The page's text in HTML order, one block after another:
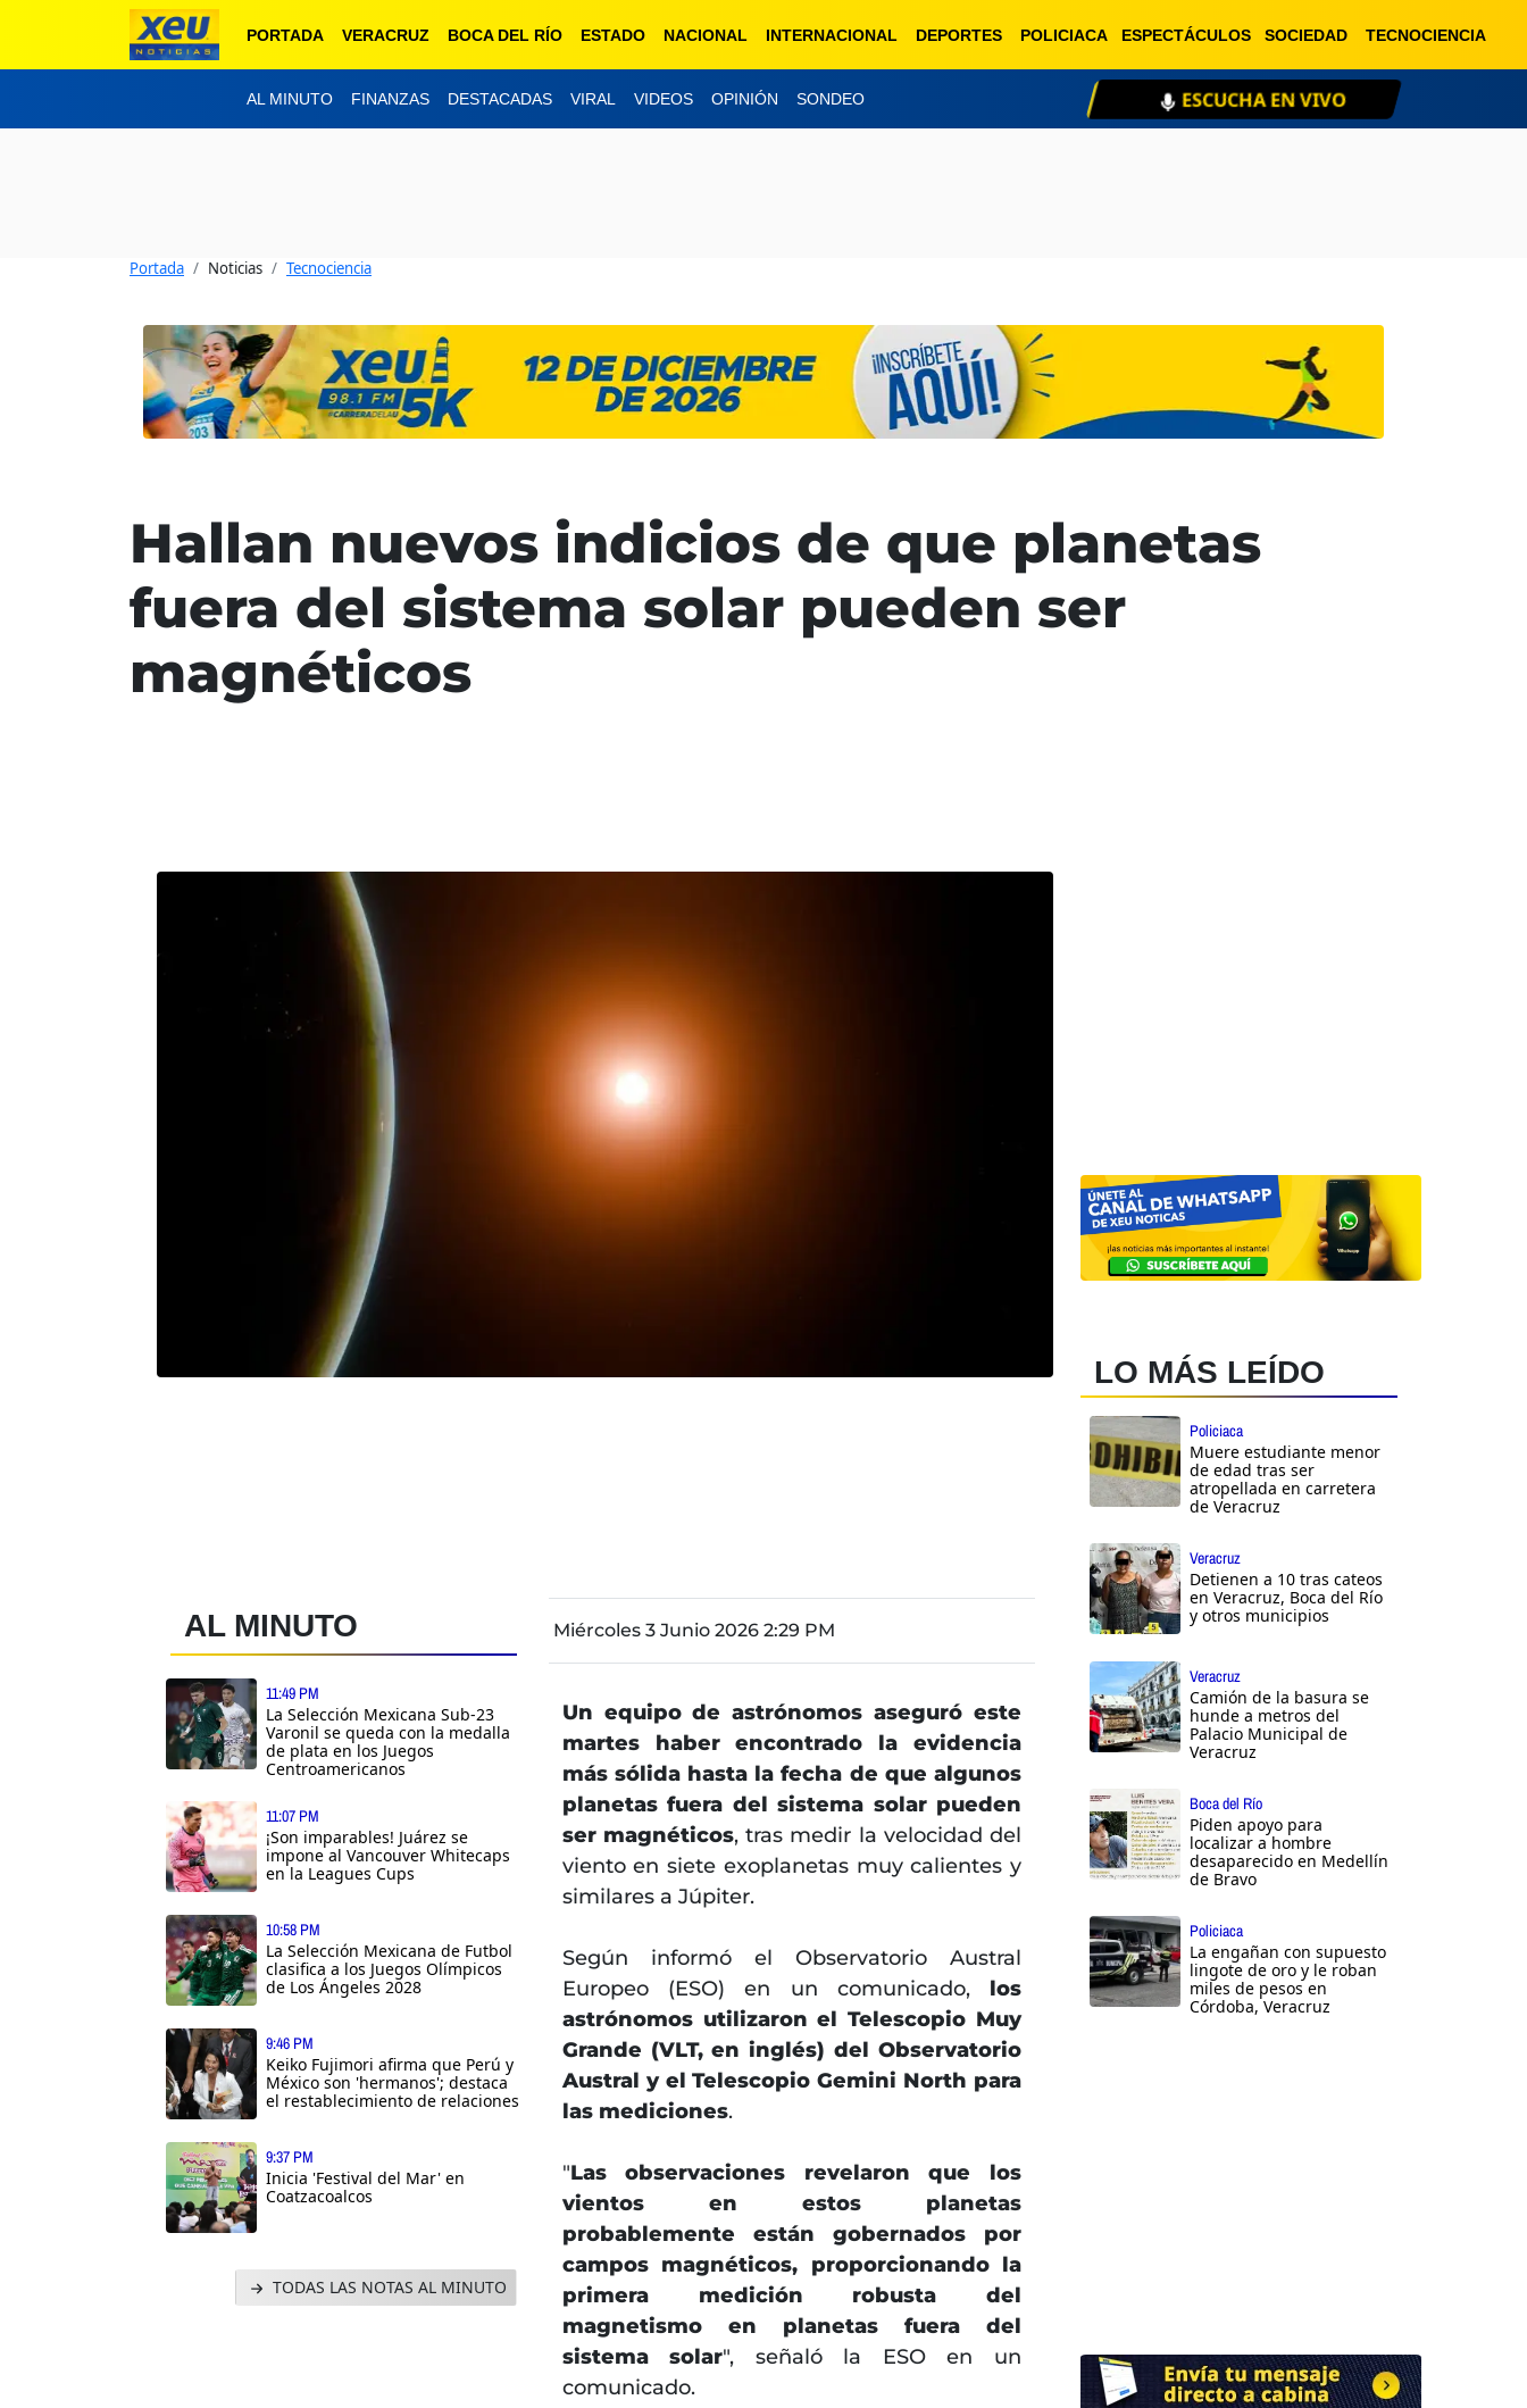
PORTADA VERACRUZ BOCA DEL RÍO ESTADO NACIONAL INTERNACIONAL DEPORTES POLICIACA ESPECTÁCULOS SOCIEDAD TECNOCIENCIA
AL MINUTO FINANZAS DESTACADAS VIRAL VIDEOS OPINIÓN SONDEO ESCUCHA EN VIVO
Portada Noticias Tecnociencia
Hallan nuevos indicios de que planetas
fuera del sistema solar pueden ser
magnéticos
AL MINUTO
11:49 PM
La Selección Mexicana Sub-23
Varonil se queda con la medalla
de plata en los Juegos
Centroamericanos
11:07 PM
¡Son imparables! Juárez se
impone al Vancouver Whitecaps
en la Leagues Cups
10:58 PM
La Selección Mexicana de Futbol
clasifica a los Juegos Olímpicos
de Los Ángeles 2028
9:46 PM
Keiko Fujimori afirma que Perú y
México son 'hermanos'; destaca
el restablecimiento de relaciones
9:37 PM
Inicia 'Festival del Mar' en
Coatzacoalcos
TODAS LAS NOTAS AL MINUTO
Miércoles 3 Junio 2026 2:29 PM
Un equipo de astrónomos aseguró este
martes haber encontrado la evidencia
más sólida hasta la fecha de que algunos
planetas fuera del sistema solar pueden
ser magnéticos, tras medir la velocidad del
viento en siete exoplanetas muy calientes y
similares a Júpiter.
Según informó el Observatorio Austral
Europeo (ESO) en un comunicado,los
astrónomos utilizaron el Telescopio Muy
Grande (VLT, en inglés) del Observatorio
Austral y el Telescopio Gemini North para
las mediciones.
"Las observaciones revelaron que los
vientos en estos planetas
probablemente están gobernados por
campos magnéticos, proporcionando la
primera medición robusta del
magnetismo en planetas fuera del
sistema solar", señaló la ESO en un
comunicado.
LO MÁS LEÍDO
Policiaca
Muere estudiante menor
de edad tras ser
atropellada en carretera
de Veracruz
Veracruz
Detienen a 10 tras cateos
en Veracruz, Boca del Río
y otros municipios
Veracruz
Camión de la basura se
hunde a metros del
Palacio Municipal de
Veracruz
Boca del Río
Piden apoyo para
localizar a hombre
desaparecido en Medellín
de Bravo
Policiaca
La engañan con supuesto
lingote de oro y le roban
miles de pesos en
Córdoba, Veracruz